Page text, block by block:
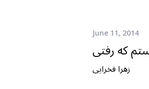
June 11, 2014
که رفتی
زهرا فخرایی